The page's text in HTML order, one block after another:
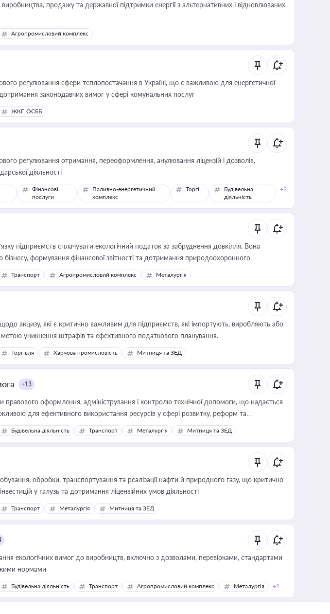
продажу та державної підтримки енергії з альтернативних і відновлюваних
Агропромисловий комплекс
регулювання сфери теплопостачання в Україні, що є важливою для енергетичної
законодавчих вимог у сфері комунальних послуг
ЖКГ, ОСББ
регулювання отримання, переоформлення, анулювання ліцензій і дозволів,
діяльності
Фінансові
послуги
Паливно-енергетичний
комплекс
Торгівля
Будівельна
діяльність
+2
підприємств сплачувати екологічний податок за забруднення довкілля. Вона
формування фінансової звітності та дотримання природоохоронного
Транспорт Агропромисловий комплекс Металургія
акцизу, які є критично важливим для підприємств, які імпортують, виробляють або
метою уникнення штрафів та ефективного податкового планування.
Торгівля Харчова промисловість Митниця та ЗЕД
+13
правового оформлення, адміністрування і контролю технічної допомоги, що надається
для ефективного використання ресурсів у сфері розвитку, реформ та
Будівельна діяльність Транспорт Металургія Митниця та ЗЕД
обробки, транспортування та реалізації нафти й природного газу, що критично
у галузь та дотримання ліцензійних умов діяльності
Транспорт Металургія Митниця та ЗЕД
екологічних вимог до виробництв, включно з дозволами, перевірками, стандартами
нормами
Будівельна діяльність Транспорт Агропромисловий комплекс Металургія +2